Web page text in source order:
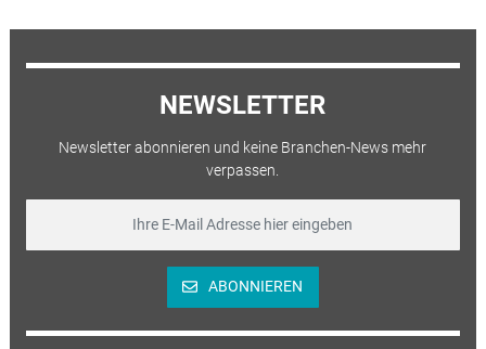
NEWSLETTER
Newsletter abonnieren und keine Branchen-News mehr
verpassen.
ABONNIEREN